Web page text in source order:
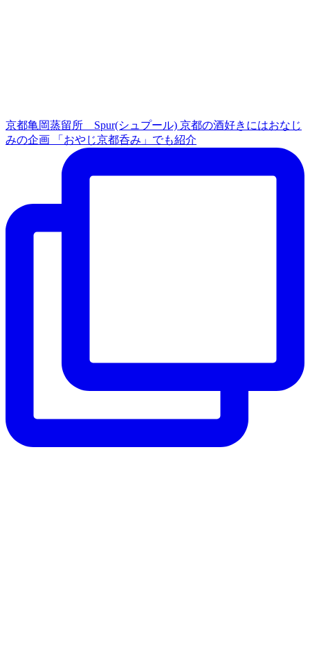
京都亀岡蒸留所 Spur(シュプール) 京都の酒好きにはおなじ
みの企画 「おやじ京都呑み」でも紹介